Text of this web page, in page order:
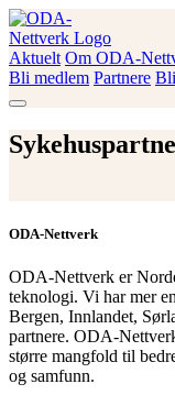
Skip
to
content
ODA-Nettverk
Aktuelt Om ODA-
Bli medlem Partnere
ODA-Nettverk
ODA-Nettverk er
teknologi. Vi har mer
Bergen, Innlandet,
partnere. ODA-
større mangfold til
og samfunn.